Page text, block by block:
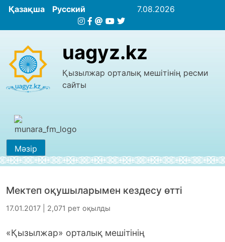
Қазақша Русский 7.08.2026
uagyz.kz
Қызылжар орталық мешітінің ресми
сайты
Мәзір
Мектеп оқушыларымен кездесу өтті
17.01.2017 | 2,071 рет оқылды
«Қызылжар» орталық мешітінің